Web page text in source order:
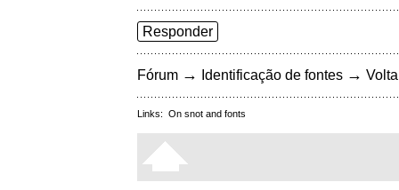
Responder
Fórum → Identificação de fontes →
Links: On snot and fonts